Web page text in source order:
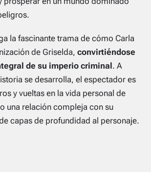
la fascinante trama de cómo Carla
de Griselda, convirtiéndose
de su imperio criminal. A
se desarrolla, el espectador es
y vueltas en la vida personal de
una relación compleja con su
capas de profundidad al personaje.